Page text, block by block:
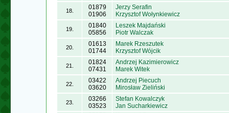
18.
01879
01906
Jerzy Serafin
Krzysztof Wołynkiewicz
19.
01840
05856
Leszek Majdański
Piotr Walczak
20.
01613
01744
Marek Rzeszutek
Krzysztof Wójcik
21.
01824
07431
Andrzej Kazimierowicz
Marek Witek
22.
03422
03620
Andrzej Piecuch
Mirosław Zieliński
23.
03266
03523
Stefan Kowalczyk
Jan Sucharkiewicz